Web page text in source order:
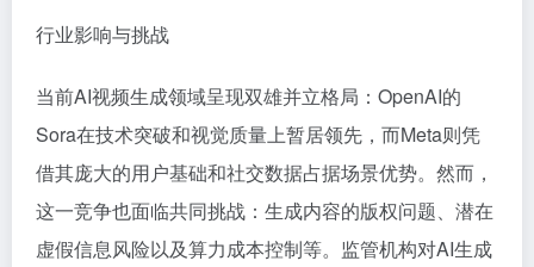
行业影响与挑战
当前AI视频生成领域呈现双雄并立格局：OpenAI的
Sora在技术突破和视觉质量上暂居领先，而Meta则凭
借其庞大的用户基础和社交数据占据场景优势。然而，
这一竞争也面临共同挑战：生成内容的版权问题、潜在
虚假信息风险以及算力成本控制等。监管机构对AI生成